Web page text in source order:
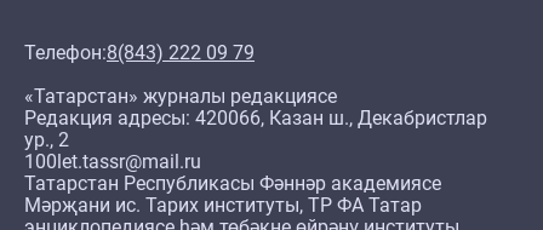
Телефон:8(843) 222 09 79
«Татарстан» журналы редакциясе
Редакция адресы: 420066, Казан ш., Декабристлар
ур., 2
100let.tassr@mail.ru
Татарстан Республикасы Фәннәр академиясе
Мәрҗани ис. Тарих институты, ТР ФА Татар